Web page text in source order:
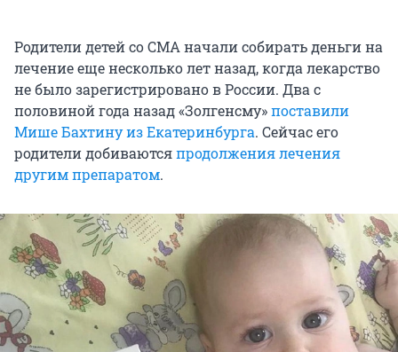
Родители детей со СМА начали собирать деньги на
лечение еще несколько лет назад, когда лекарство
не было зарегистрировано в России. Два с
половиной года назад «Золгенсму»поставили
Мише Бахтину из Екатеринбурга. Сейчас его
родители добиваютсяпродолжения лечения
другим препаратом.